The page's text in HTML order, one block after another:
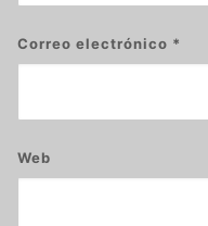
Correo electrónico *
Web